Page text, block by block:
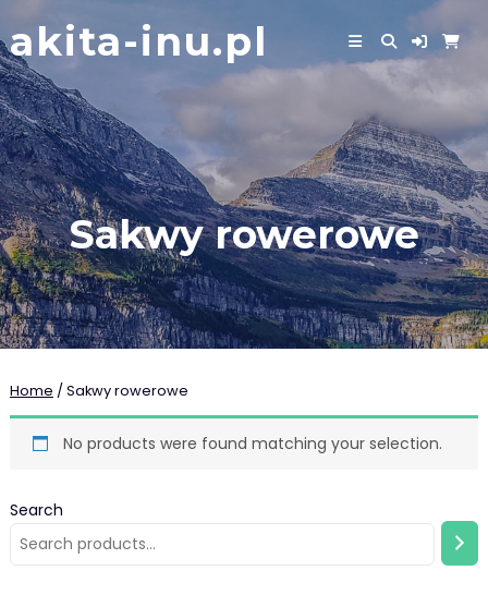
to
content
akita-inu.pl
Sakwy rowerowe
Home / Sakwy rowerowe
No products were found matching your selection.
Search